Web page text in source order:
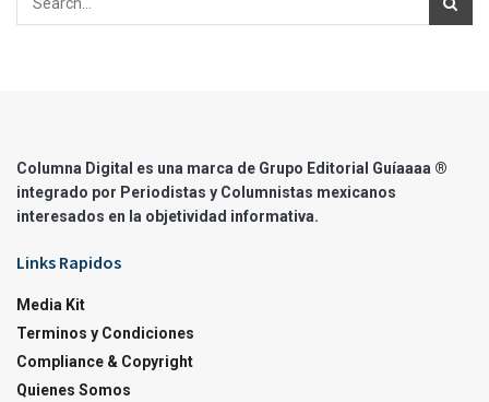
Columna Digital es una marca de Grupo Editorial Guíaaaa ®
integrado por Periodistas y Columnistas mexicanos
interesados en la objetividad informativa.
Links Rapidos
Media Kit
Terminos y Condiciones
Compliance & Copyright
Quienes Somos